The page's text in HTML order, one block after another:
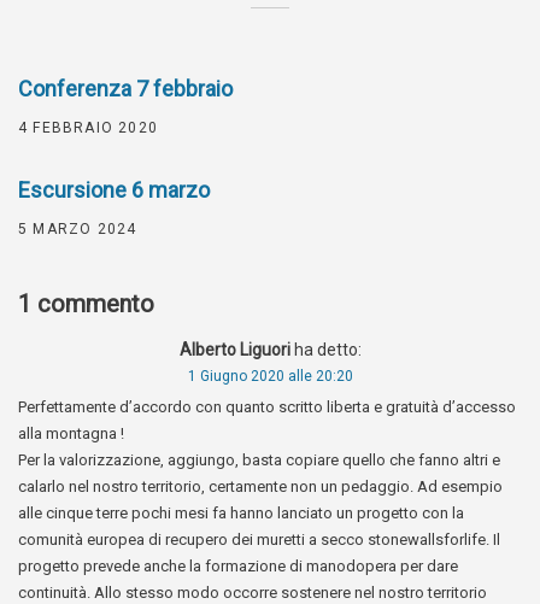
Conferenza 7 febbraio
4 FEBBRAIO 2020
Escursione 6 marzo
5 MARZO 2024
1 commento
Alberto Liguori ha detto:
1 Giugno 2020 alle 20:20
Perfettamente d’accordo con quanto scritto liberta e gratuità d’accesso
alla montagna !
Per la valorizzazione, aggiungo, basta copiare quello che fanno altri e
calarlo nel nostro territorio, certamente non un pedaggio. Ad esempio
alle cinque terre pochi mesi fa hanno lanciato un progetto con la
comunità europea di recupero dei muretti a secco stonewallsforlife. Il
progetto prevede anche la formazione di manodopera per dare
continuità. Allo stesso modo occorre sostenere nel nostro territorio